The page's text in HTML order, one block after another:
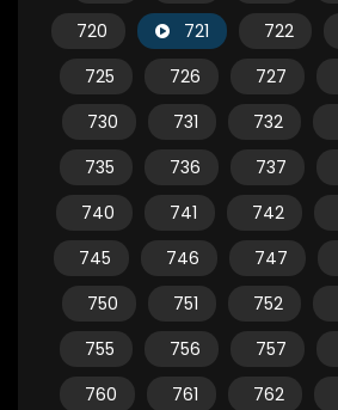
720
721 722
725
726 727
730
731 732
735
736 737
740
741 742
745
746 747
750
751 752
755
756 757
760
761 762